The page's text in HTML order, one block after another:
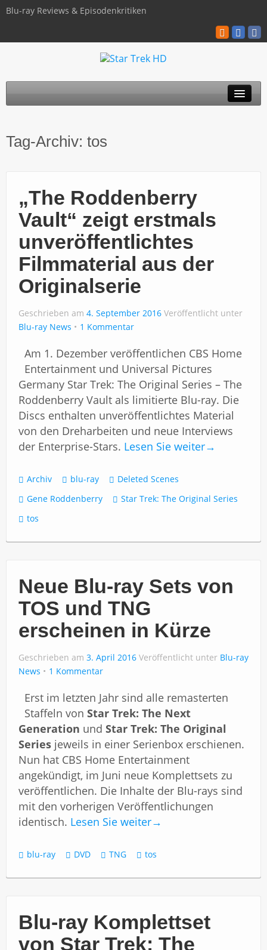
Blu-ray Reviews & Episodenkritiken
TNG
Kinofilme
Blu-ray / 4K
Über uns
Impressum
Tag-Archiv: tos
„The Roddenberry
Vault“ zeigt erstmals
unveröffentlichtes
Filmmaterial aus der
Originalserie
Geschrieben am 4. September 2016 Veröffentlicht unter
Blu-ray News
1 Kommentar
Am 1. Dezember veröffentlichen CBS Home
Entertainment und Universal Pictures
Germany Star Trek: The Original Series – The
Roddenberry Vault als limitierte Blu-ray. Die
Discs enthalten unveröffentlichtes Material
von den Dreharbeiten und neue Interviews
der Enterprise-Stars. Lesen Sie weiter→
Archiv blu-ray
Deleted Scenes
Gene Roddenberry
Star Trek: The Original Series
tos
Neue Blu-ray Sets von
TOS und TNG
erscheinen in Kürze
Geschrieben am 3. April 2016 Veröffentlicht unter Blu-ray
News
1 Kommentar
Erst im letzten Jahr sind alle remasterten
Staffeln von Star Trek: The Next
Generation und Star Trek: The Original
Series jeweils in einer Serienbox erschienen.
Nun hat CBS Home Entertainment
angekündigt, im Juni neue Komplettsets zu
veröffentlichen. Die Inhalte der Blu-rays sind
mit den vorherigen Veröffentlichungen
identisch. Lesen Sie weiter→
blu-ray DVD TNG tos
Blu-ray Komplettset
von Star Trek: The